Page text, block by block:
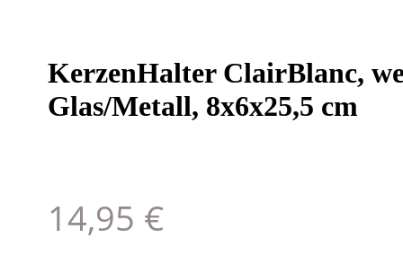
KerzenHalter ClairBlanc,
Glas/Metall, 8x6x25,5 cm
14,95 €